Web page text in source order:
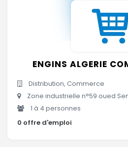
ENGINS ALGERIE
Distribution, Commerce
Zone industrielle n°59 oued
1 à 4 personnes
0 offre d'emploi